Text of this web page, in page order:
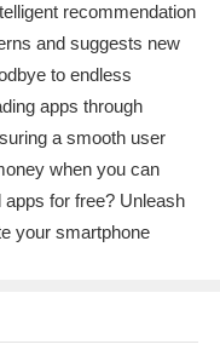
recommendation
and suggests new
to endless
apps through
a smooth user
when you can
for free? Unleash
your smartphone